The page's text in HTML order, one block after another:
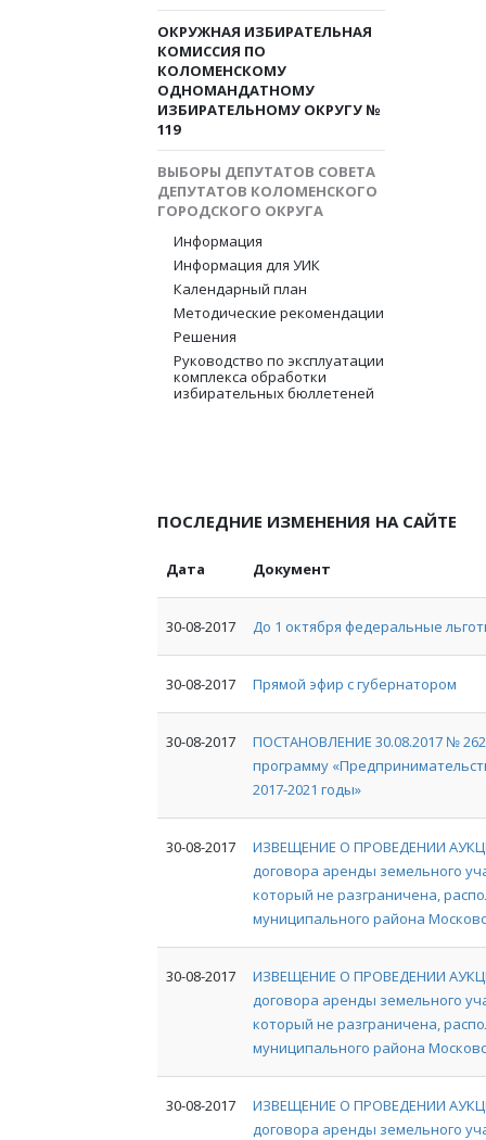
ОКРУЖНАЯ ИЗБИРАТЕЛЬНАЯ
КОМИССИЯ ПО
КОЛОМЕНСКОМУ
ОДНОМАНДАТНОМУ
ИЗБИРАТЕЛЬНОМУ ОКРУГУ №
119
ВЫБОРЫ ДЕПУТАТОВ СОВЕТА
ДЕПУТАТОВ КОЛОМЕНСКОГО
ГОРОДСКОГО ОКРУГА
Информация
Информация для УИК
Календарный план
Методические рекомендации
Решения
Руководство по эксплуатации
комплекса обработки
избирательных бюллетеней
ПОСЛЕДНИЕ ИЗМЕНЕНИЯ НА САЙТЕ
Дата Документ
30-08-2017 До 1 октября федеральные
30-08-2017 Прямой эфир с губернатором
30-08-2017
ПОСТАНОВЛЕНИЕ 30.08.2017 №
программу
2017-2021 годы»
30-08-2017
ИЗВЕЩЕНИЕ О ПРОВЕДЕНИИ
договора аренды земельного
который не разграничена,
муниципального района
30-08-2017
ИЗВЕЩЕНИЕ О ПРОВЕДЕНИИ
договора аренды земельного
который не разграничена,
муниципального района
30-08-2017
ИЗВЕЩЕНИЕ О ПРОВЕДЕНИИ
договора аренды земельного